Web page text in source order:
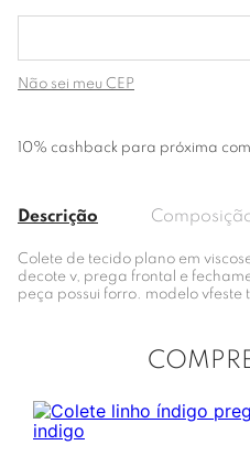
Não sei meu CEP
10% cashback para próxima
Descrição
Colete de tecido plano em
decote v, prega frontal e
peça possui forro. modelo vfeste